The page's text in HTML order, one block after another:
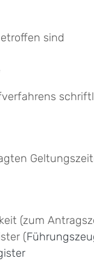
sind
(zum
(